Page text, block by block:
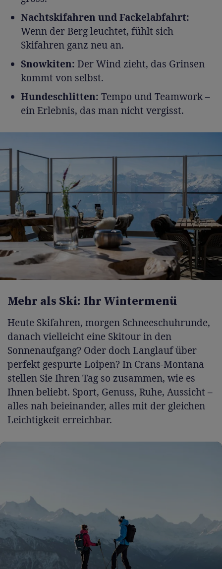
Nachtskifahren und Fackelabfahrt:
Wenn der Berg leuchtet, fühlt sich
Skifahren ganz neu an.
Snowkiten: Der Wind zieht, das Grinsen
kommt von selbst.
Hundeschlitten: Tempo und Teamwork –
ein Erlebnis, das man nicht vergisst.
Mehr als Ski: Ihr Wintermenü
Heute Skifahren, morgen Schneeschuhrunde,
danach vielleicht eine Skitour in den
Sonnenaufgang? Oder doch Langlauf über
perfekt gespurte Loipen? In Crans-Montana
stellen Sie Ihren Tag so zusammen, wie es
Ihnen beliebt. Sport, Genuss, Ruhe, Aussicht –
alles nah beieinander, alles mit der gleichen
Leichtigkeit erreichbar.